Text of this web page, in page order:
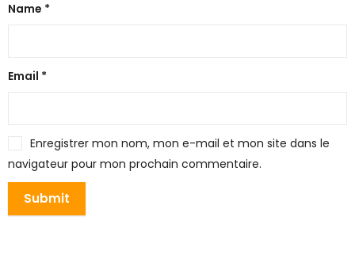
Name *
Email *
Enregistrer mon nom, mon e-mail et mon site dans le
navigateur pour mon prochain commentaire.